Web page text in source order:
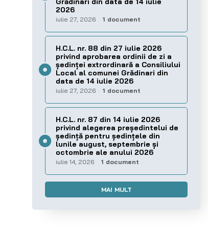
2026
iulie 27, 2026 1 document
H.C.L. nr. 88 din 27 iulie 2026
privind aprobarea ordinii de zi a
şedinţei extrordinară a Consiliului
Local al comunei Grădinari din
data de 14 iulie 2026
iulie 27, 2026 1 document
H.C.L. nr. 87 din 14 iulie 2026
privind alegerea preşedintelui de
şedinţă pentru ședințele din
lunile august, septembrie și
octombrie ale anului 2026
iulie 14, 2026 1 document
MAI MULT